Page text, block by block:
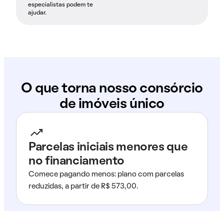
especialistas podem te
ajudar.
O que torna nosso consórcio
de imóveis único
Parcelas iniciais menores que
no financiamento
Comece pagando menos: plano com parcelas
reduzidas, a partir de R$ 573,00.